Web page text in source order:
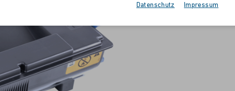
Datenschutz Impressum